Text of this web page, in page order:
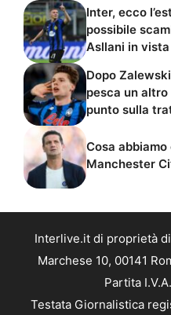
Inter, ecco
possibile
Asllani in vista
Dopo
pesca un
punto sulla
Cosa
Manchester
Interlive.it di proprietà
Marchese 10, 00141
Partita
Testata Giornalistica